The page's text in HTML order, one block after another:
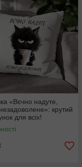
«Вєчно надуте,
крутий
для всіх!